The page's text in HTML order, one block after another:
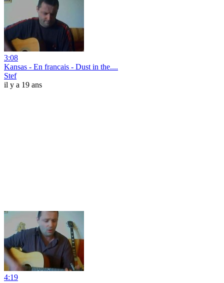
3:08
Kansas - En francais - Dust in the....
Stef
il y a 19 ans
4:19